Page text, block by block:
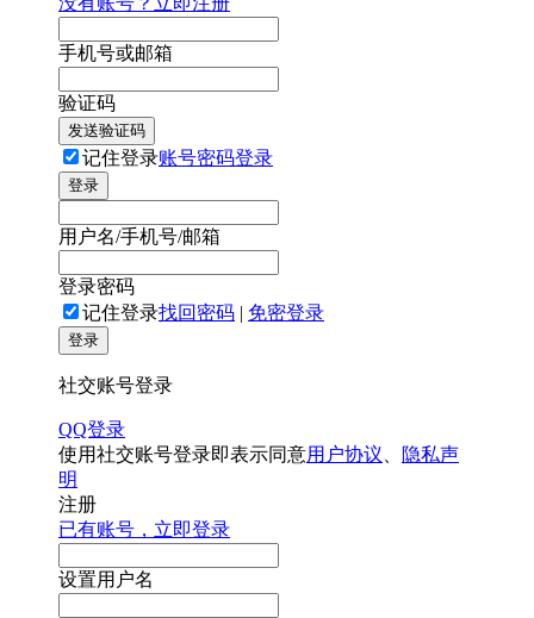
手机号或邮箱
验证码
发送验证码
记住登录账号密码登录
登录
用户名/手机号/邮箱
登录密码
记住登录找回密码 | 免密登录
登录
社交账号登录
QQ登录
使用社交账号登录即表示同意用户协议
隐私声
明
注册
已有账号，立即登录
设置用户名